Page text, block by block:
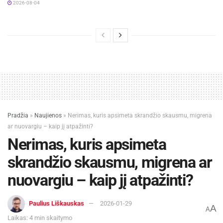
2026-08-04
Pradžia » Naujienos » Nerimas, kuris apsimeta skrandžio skausmu, migrena
ar nuovargiu – kaip jį atpažinti?
Nerimas, kuris apsimeta
skrandžio skausmu, migrena ar
nuovargiu – kaip jį atpažinti?
Paulius Liškauskas
2026-01-29
Laikas: 4 min skaitymo
AA